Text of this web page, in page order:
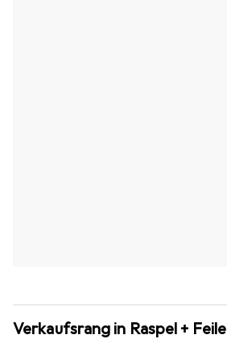
Verkaufsrang in Raspel + Feile